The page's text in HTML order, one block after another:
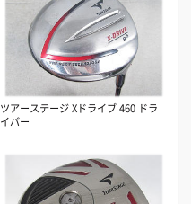
ツアーステージ Xドライブ 460 ドラ
イバー